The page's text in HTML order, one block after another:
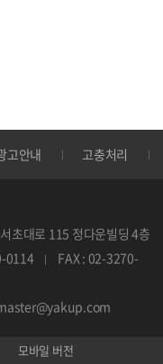
고안내 고충처리
초대로 115 정다운빌딩 4층
0114
FAX : 02-3270-
모바일 버전